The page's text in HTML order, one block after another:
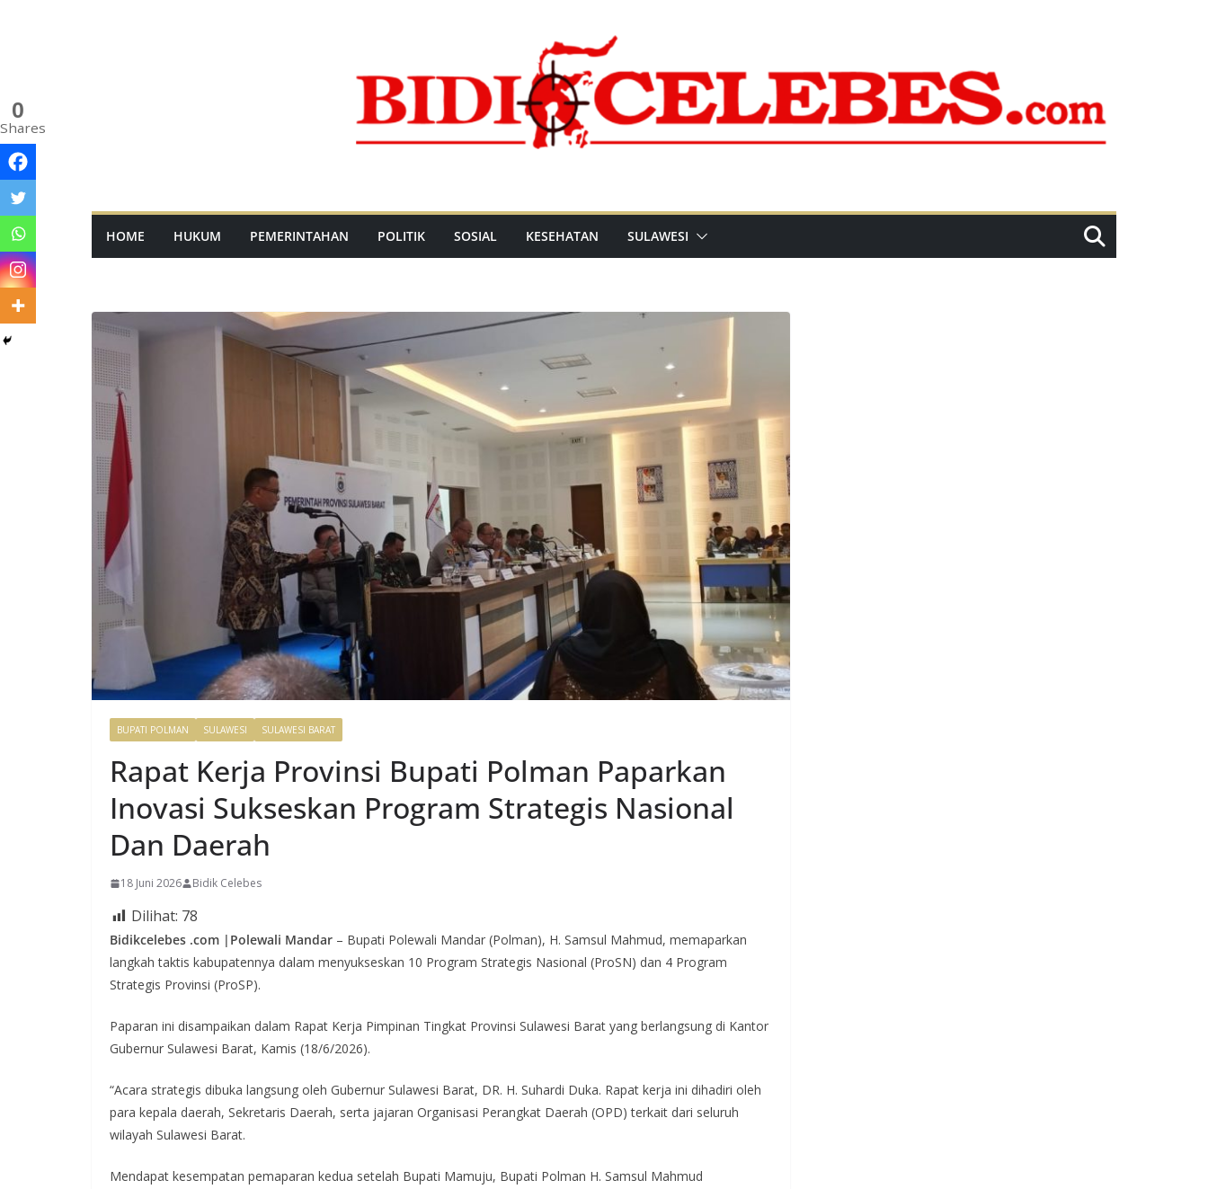
HOME HUKUM PEMERINTAHAN POLITIK SOSIAL KESEHATAN SULAWESI
BUPATI POLMAN SULAWESI SULAWESI BARAT
Rapat Kerja Provinsi Bupati Polman Paparkan
Inovasi Sukseskan Program Strategis Nasional
Dan Daerah
18 Juni 2026 Bidik Celebes
Dilihat: 78
Bidikcelebes .com |Polewali Mandar – Bupati Polewali Mandar (Polman), H. Samsul Mahmud, memaparkan
langkah taktis kabupatennya dalam menyukseskan 10 Program Strategis Nasional (ProSN) dan 4 Program
Strategis Provinsi (ProSP).
Paparan ini disampaikan dalam Rapat Kerja Pimpinan Tingkat Provinsi Sulawesi Barat yang berlangsung di Kantor
Gubernur Sulawesi Barat, Kamis (18/6/2026).
“Acara strategis dibuka langsung oleh Gubernur Sulawesi Barat, DR. H. Suhardi Duka. Rapat kerja ini dihadiri oleh
para kepala daerah, Sekretaris Daerah, serta jajaran Organisasi Perangkat Daerah (OPD) terkait dari seluruh
wilayah Sulawesi Barat.
Mendapat kesempatan pemaparan kedua setelah Bupati Mamuju, Bupati Polman H. Samsul Mahmud
0
Shares